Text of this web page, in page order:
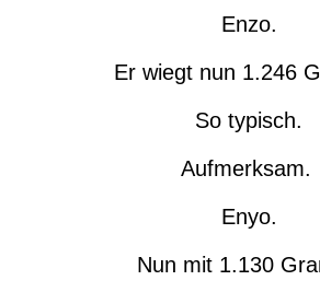
Enzo.
Er wiegt nun 1.246
So typisch.
Aufmerksam.
Enyo.
Nun mit 1.130